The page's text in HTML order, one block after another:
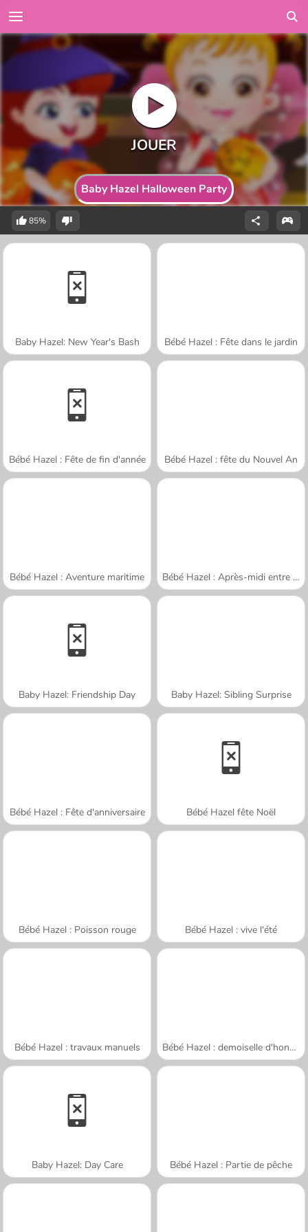
Baby Hazel Halloween Party
85%
Baby Hazel: New Year's Bash Bébé Hazel : Fête dans le jardin
Bébé Hazel : Fête de fin d'année Bébé Hazel : fête du Nouvel An
Bébé Hazel : Aventure maritime Bébé Hazel : Après-midi entre amis
Baby Hazel: Friendship Day Baby Hazel: Sibling Surprise
Bébé Hazel : Fête d'anniversaire Bébé Hazel fête Noël
Bébé Hazel : Poisson rouge Bébé Hazel : vive l'été
Bébé Hazel : travaux manuels Bébé Hazel : demoiselle d'honneur
Baby Hazel: Day Care Bébé Hazel : Partie de pêche